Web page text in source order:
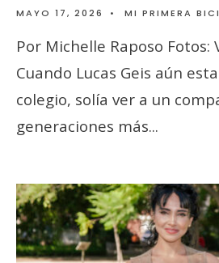
MAYO 17, 2026 • MI PRIMERA
Por Michelle Raposo Fotos:
Cuando Lucas Geis aún
colegio, solía ver a un
generaciones más...